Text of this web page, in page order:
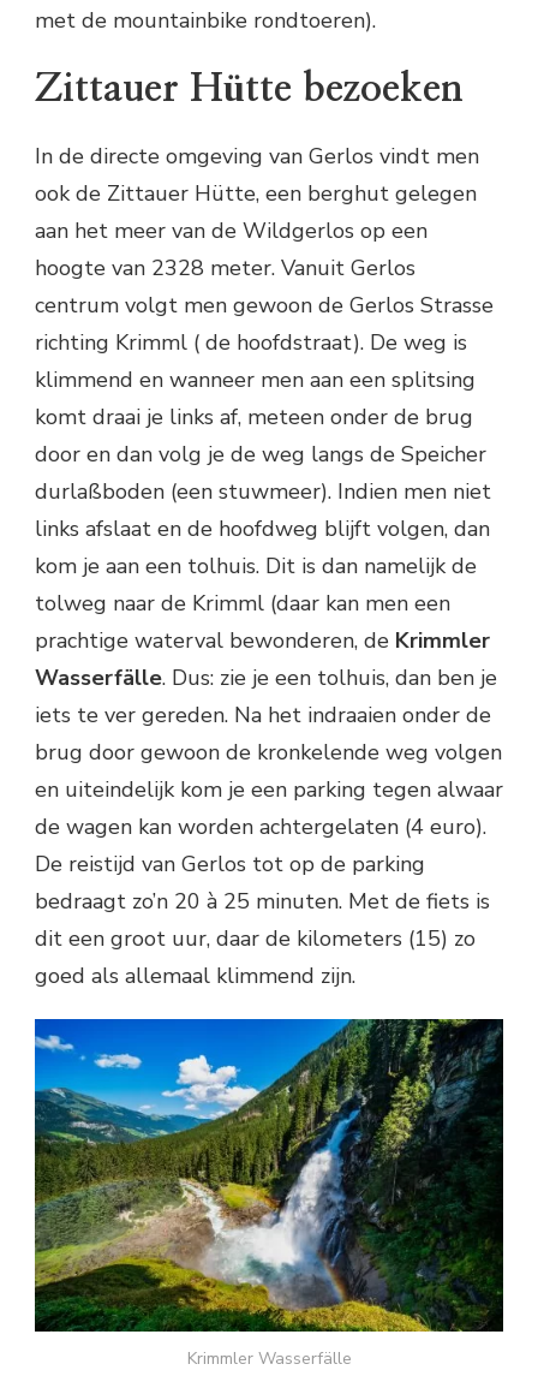
met de mountainbike rondtoeren).
Zittauer Hütte bezoeken
In de directe omgeving van Gerlos vindt men
ook de Zittauer Hütte, een berghut gelegen
aan het meer van de Wildgerlos op een
hoogte van 2328 meter. Vanuit Gerlos
centrum volgt men gewoon de Gerlos Strasse
richting Krimml ( de hoofdstraat). De weg is
klimmend en wanneer men aan een splitsing
komt draai je links af, meteen onder de brug
door en dan volg je de weg langs de Speicher
durlaßboden (een stuwmeer). Indien men niet
links afslaat en de hoofdweg blijft volgen, dan
kom je aan een tolhuis. Dit is dan namelijk de
tolweg naar de Krimml (daar kan men een
prachtige waterval bewonderen, de Krimmler
Wasserfälle. Dus: zie je een tolhuis, dan ben je
iets te ver gereden. Na het indraaien onder de
brug door gewoon de kronkelende weg volgen
en uiteindelijk kom je een parking tegen alwaar
de wagen kan worden achtergelaten (4 euro).
De reistijd van Gerlos tot op de parking
bedraagt zo’n 20 à 25 minuten. Met de fiets is
dit een groot uur, daar de kilometers (15) zo
goed als allemaal klimmend zijn.
Krimmler Wasserfälle